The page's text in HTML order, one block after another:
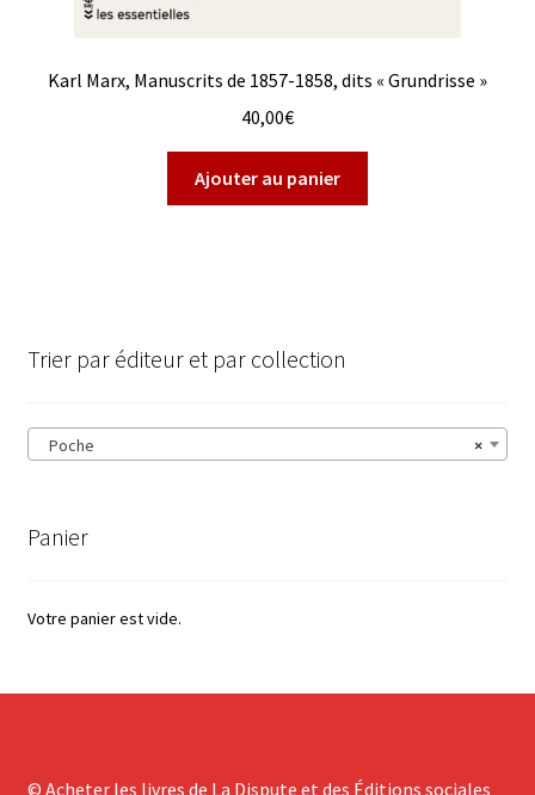
Karl Marx, Manuscrits de 1857-1858, dits « Grundrisse »
40,00€
Ajouter au panier
Trier par éditeur et par collection
×
Poche
Panier
Votre panier est vide.
© Acheter les livres de La Dispute et des Éditions sociales